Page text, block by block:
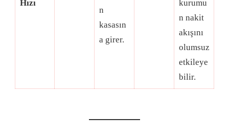
Hızı
n
kasasın
a girer.
kurumu
n nakit
akışını
olumsuz
etkileye
bilir.